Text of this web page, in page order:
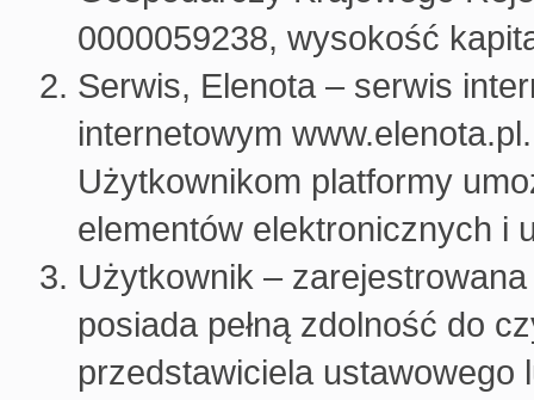
0000059238, wysokość
Serwis, Elenota – serwis
internetowym
Użytkownikom platformy
elementów elektronicznych i
Użytkownik –
posiada pełną zdolność do
przedstawiciela